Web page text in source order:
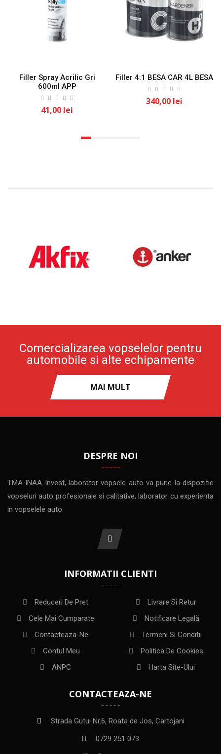
Filler Spray Acrilic Gri
600ml APP
41,00 lei
Filler 4:1 BESA CAR 4L BESA
340,00 lei
Comercializarea vopselelor pentru
automobile si alte echipamente
MAI MULT
DESPRE NOI
TMA INAA Invest, laborator vopsele auto va pune la dispozitie
vopseluri auto profesionale si calitative, laborator cu experienta
in vopselele auto
INFORMATII CLIENTI
Reduceri De Pret
Cele Mai Cumparate
Contacteaza-Ne
Contul Meu
ANPC
Livrare Si Retur
Notificare Legală
Termeni Si Conditii
Politica De Cookies
Harta Site-Ului
CONTACTEAZA-NE
Strada Gutui Nr.6, Roata de Jos, Cartojani
0729 251 073